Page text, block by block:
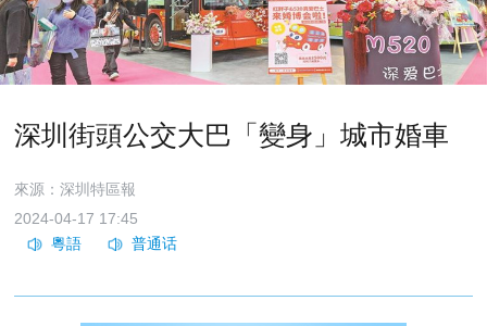
深圳街頭公交大巴「變身」城市婚車
來源：深圳特區報
2024-04-17 17:45